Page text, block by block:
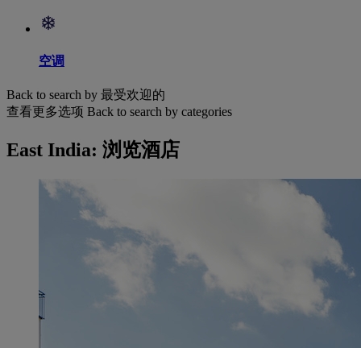
空调
Back to search by 最受欢迎的
查看更多选项 Back to search by categories
East India: 浏览酒店